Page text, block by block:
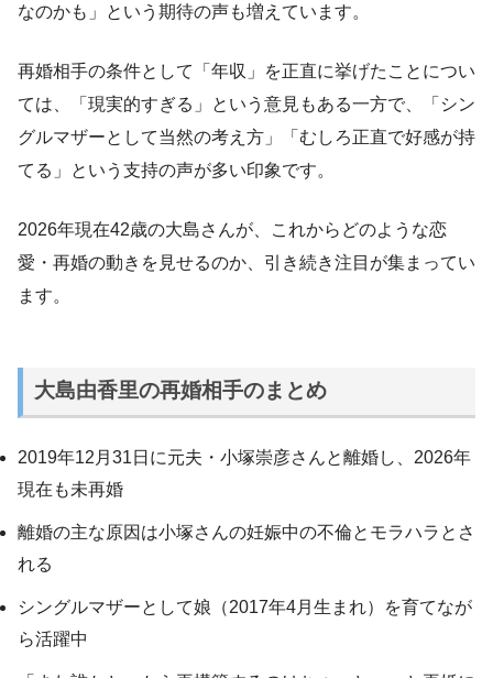
なのかも」という期待の声も増えています。
再婚相手の条件として「年収」を正直に挙げたことについ
ては、「現実的すぎる」という意見もある一方で、「シン
グルマザーとして当然の考え方」「むしろ正直で好感が持
てる」という支持の声が多い印象です。
2026年現在42歳の大島さんが、これからどのような恋
愛・再婚の動きを見せるのか、引き続き注目が集まってい
ます。
大島由香里の再婚相手のまとめ
2019年12月31日に元夫・小塚崇彦さんと離婚し、2026年
現在も未再婚
離婚の主な原因は小塚さんの妊娠中の不倫とモラハラとさ
れる
シングルマザーとして娘（2017年4月生まれ）を育てなが
ら活躍中